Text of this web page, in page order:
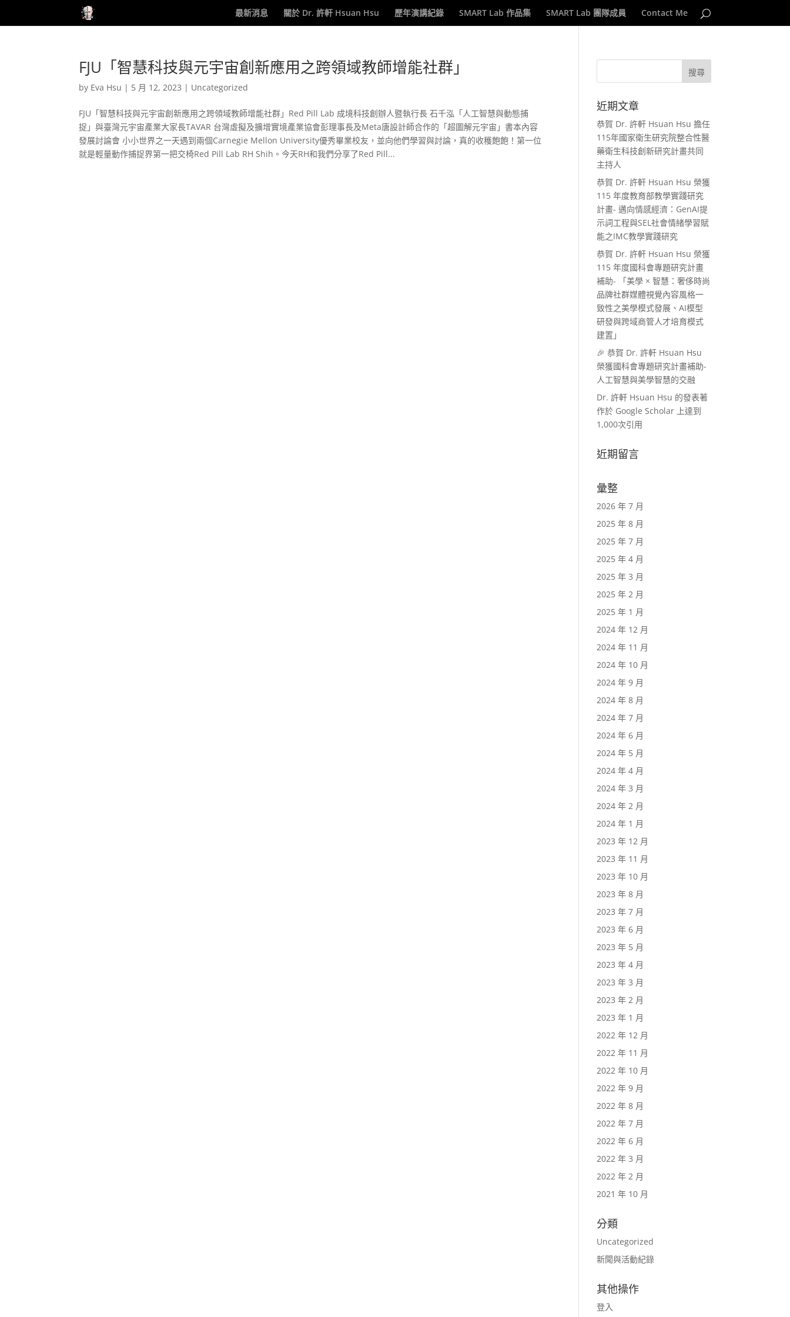
最新消息 關於 Dr. 許軒 Hsuan Hsu 歷年演講紀錄 SMART Lab 作品集 SMART Lab 團隊成員 Contact Me
FJU「智慧科技與元宇宙創新應用之跨領域教師增能社群」
by Eva Hsu | 5 月 12, 2023 | Uncategorized
FJU「智慧科技與元宇宙創新應用之跨領域教師增能社群」Red Pill Lab 成境科技創辦人暨執行長 石千泓「人工智慧與動態捕
捉」與臺灣元宇宙產業大家長TAVAR 台灣虛擬及擴增實境產業協會彭理事長及Meta唐設計師合作的「超圖解元宇宙」書本內容
發展討論會 小小世界之一天遇到兩個Carnegie Mellon University優秀畢業校友，並向他們學習與討論，真的收穫飽飽！第一位
就是輕量動作捕捉界第一把交椅Red Pill Lab RH Shih。今天RH和我們分享了Red Pill...
近期文章
恭賀 Dr. 許軒 Hsuan Hsu 擔任
115年國家衛生研究院整合性醫
藥衛生科技創新研究計畫共同
主持人
恭賀 Dr. 許軒 Hsuan Hsu 榮獲
115 年度教育部教學實踐研究
計畫- 邁向情感經濟：GenAI提
示詞工程與SEL社會情緒學習賦
能之IMC教學實踐研究
恭賀 Dr. 許軒 Hsuan Hsu 榮獲
115 年度國科會專題研究計畫
補助- 「美學 × 智慧：奢侈時尚
品牌社群媒體視覺內容風格一
致性之美學模式發展、AI模型
研發與跨域商管人才培育模式
建置」
🎉 恭賀 Dr. 許軒 Hsuan Hsu
榮獲國科會專題研究計畫補助-
人工智慧與美學智慧的交融
Dr. 許軒 Hsuan Hsu 的發表著
作於 Google Scholar 上達到
1,000次引用
近期留言
彙整
2026 年 7 月
2025 年 8 月
2025 年 7 月
2025 年 4 月
2025 年 3 月
2025 年 2 月
2025 年 1 月
2024 年 12 月
2024 年 11 月
2024 年 10 月
2024 年 9 月
2024 年 8 月
2024 年 7 月
2024 年 6 月
2024 年 5 月
2024 年 4 月
2024 年 3 月
2024 年 2 月
2024 年 1 月
2023 年 12 月
2023 年 11 月
2023 年 10 月
2023 年 8 月
2023 年 7 月
2023 年 6 月
2023 年 5 月
2023 年 4 月
2023 年 3 月
2023 年 2 月
2023 年 1 月
2022 年 12 月
2022 年 11 月
2022 年 10 月
2022 年 9 月
2022 年 8 月
2022 年 7 月
2022 年 6 月
2022 年 3 月
2022 年 2 月
2021 年 10 月
分類
Uncategorized
新聞與活動紀錄
其他操作
登入